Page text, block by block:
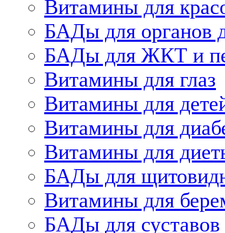
Витамины для
БАДы для органов
БАДы для ЖКТ и
Витамины для глаз
Витамины для
Витамины для
Витамины для
БАДы для
Витамины для
БАДы для суставов